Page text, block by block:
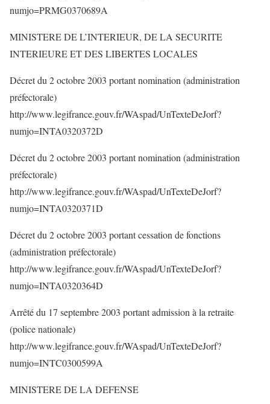
numjo=PRMG0370689A
MINISTERE DE L’INTERIEUR, DE LA SECURITE
INTERIEURE ET DES LIBERTES LOCALES
Décret du 2 octobre 2003 portant nomination (administration
préfectorale)
http://www.legifrance.gouv.fr/WAspad/UnTexteDeJorf?
numjo=INTA0320372D
Décret du 2 octobre 2003 portant nomination (administration
préfectorale)
http://www.legifrance.gouv.fr/WAspad/UnTexteDeJorf?
numjo=INTA0320371D
Décret du 2 octobre 2003 portant cessation de fonctions
(administration préfectorale)
http://www.legifrance.gouv.fr/WAspad/UnTexteDeJorf?
numjo=INTA0320364D
Arrêté du 17 septembre 2003 portant admission à la retraite
(police nationale)
http://www.legifrance.gouv.fr/WAspad/UnTexteDeJorf?
numjo=INTC0300599A
MINISTERE DE LA DEFENSE